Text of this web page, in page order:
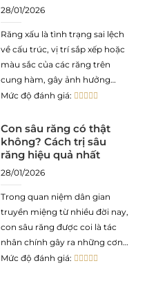
28/01/2026
Răng xấu là tình trạng sai lệch
về cấu trúc, vị trí sắp xếp hoặc
màu sắc của các răng trên
cung hàm, gây ảnh hưởng
trực tiếp đến chức năng ăn
thẩm mỹ khuôn mặt. Không
chỉ dừng lại ở vấn đề vẻ
Mức độ đánh giá:
Con sâu răng có thật
không? Cách trị sâu
răng hiệu quả nhất
28/01/2026
Trong quan niệm dân gian
truyền miệng từ nhiều đời nay,
con sâu răng được coi là tác
nhân chính gây ra những cơn
đau nhức dữ dội và sự phá hủy
Mức độ đánh giá: